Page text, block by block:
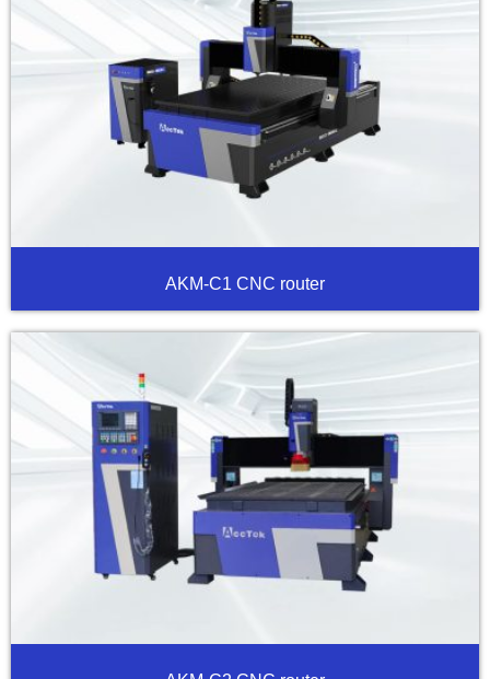
AKM-C1 CNC router